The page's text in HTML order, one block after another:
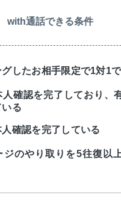
with通話できる条件
グしたお相手限定で1対1
人確認を完了しており、
る
確認を完了している
ジのやり取りを5往復以